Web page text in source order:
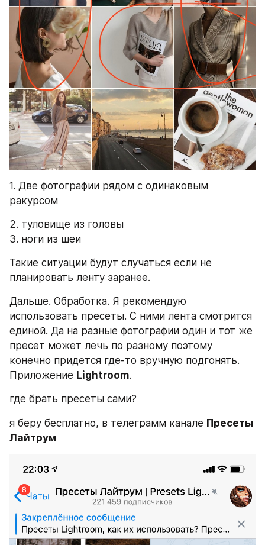
1. Две фотографии рядом с одинаковым
ракурсом
2. туловище из головы
3. ноги из шеи
Такие ситуации будут случаться если не
планировать ленту заранее.
Дальше. Обработка. Я рекомендую
использовать пресеты. С ними лента смотрится
единой. Да на разные фотографии один и тот же
пресет может лечь по разному поэтому
конечно придется где-то вручную подгонять.
Приложение Lightroom.
где брать пресеты сами?
я беру бесплатно, в телеграмм канале Пресеты
Лайтрум